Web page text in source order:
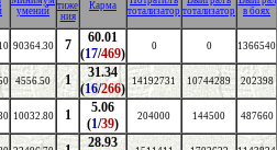
умений
тиже
ния
Карма
тотализатор тотализатор
в боях
90364.30 7
60.01
(17/469) 0 0 1366540
4556.50 1
31.34
(16/266) 14192731 10744289 202398
10032.80 1
5.06
(1/39) 204000 144500 487660
28.93